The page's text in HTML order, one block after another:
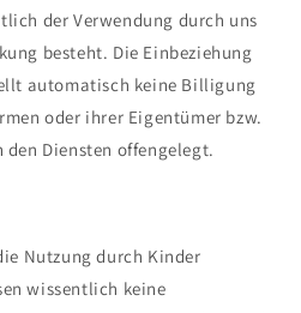
der Verwendung durch uns
besteht. Die Einbeziehung
automatisch keine Billigung
oder ihrer Eigentümer bzw.
Diensten offengelegt.
Nutzung durch Kinder
wissentlich keine